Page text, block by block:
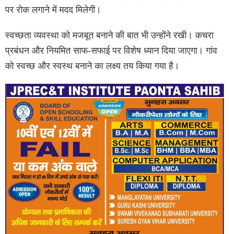
पर रोक लगाने में मदद मिलेगी।
स्वच्छता व्यवस्था को मजबूत बनाने की बात भी उन्होंने रखी। कचरा
प्रबंधन और नियमित साफ-सफाई पर विशेष ध्यान दिया जाएगा। गांव
को स्वच्छ और स्वस्थ बनाने का लक्ष्य तय किया गया है।